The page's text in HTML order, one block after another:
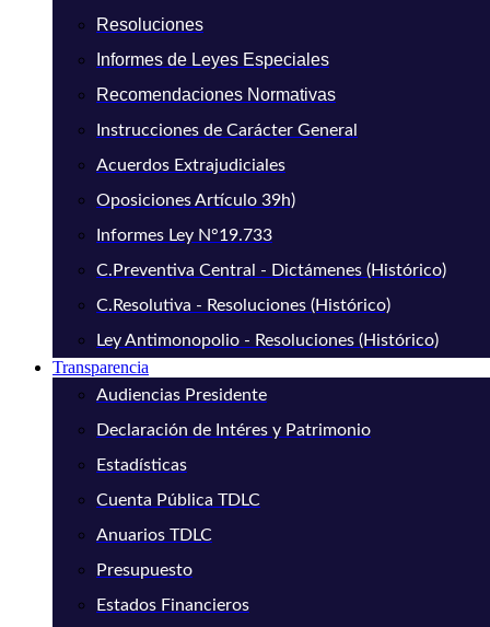
Resoluciones
Informes de Leyes Especiales
Recomendaciones Normativas
Instrucciones de Carácter General
Acuerdos Extrajudiciales
Oposiciones Artículo 39h)
Informes Ley N°19.733
C.Preventiva Central - Dictámenes (Histórico)
C.Resolutiva - Resoluciones (Histórico)
Ley Antimonopolio - Resoluciones (Histórico)
Transparencia
Audiencias Presidente
Declaración de Intéres y Patrimonio
Estadísticas
Cuenta Pública TDLC
Anuarios TDLC
Presupuesto
Estados Financieros